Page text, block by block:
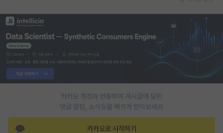
인문사회 계열 게시판
특수/전문대학원 게시판
반도체/AI 게시판
장학금/장학생 게시판
학술 정보 게시판
카카오 계정과 연동하여 게시글에 달린
댓글 알람, 소식등을 빠르게 받아보세요
카카오로 시작하기